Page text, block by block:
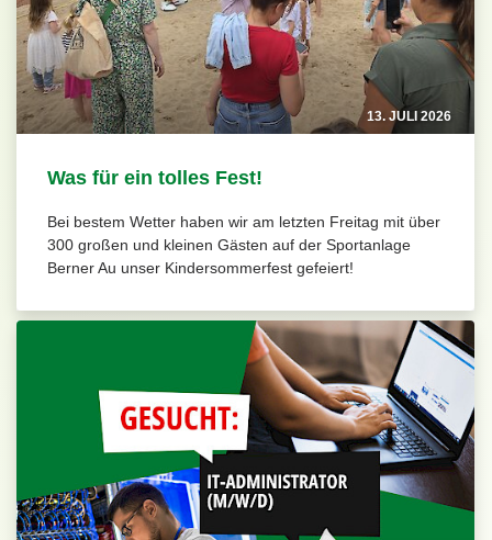
13. JULI 2026
Was für ein tolles Fest!
Bei bestem Wetter haben wir am letzten Freitag mit über
300 großen und kleinen Gästen auf der Sportanlage
Berner Au unser Kindersommerfest gefeiert!